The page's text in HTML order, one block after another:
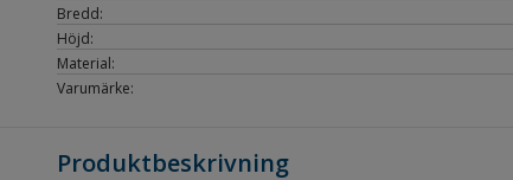
Bredd:
Höjd:
Material:
Varumärke:
Produktbeskrivning